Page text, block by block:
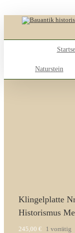
content
Naturstein
Klingelplatte
Historismus
245,00 € 1 vorrätig